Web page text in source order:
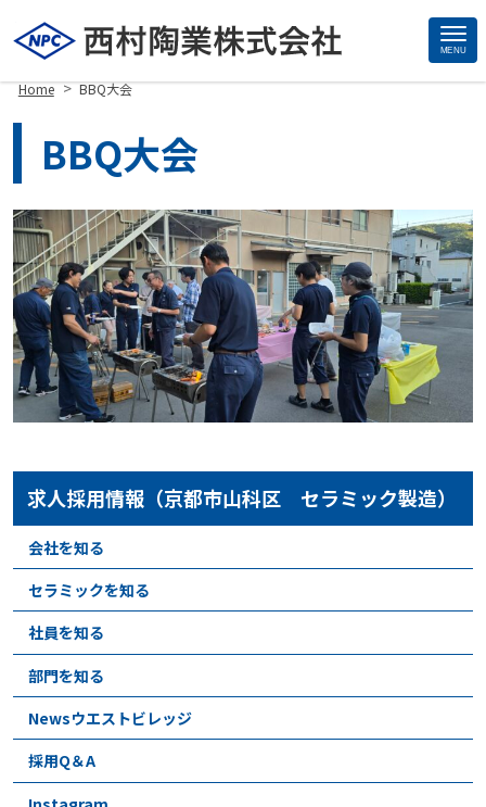
MENU
Home > BBQ大会
BBQ大会
求人採用情報（京都市山科区 セラミック製造）
会社を知る
セラミックを知る
社員を知る
部門を知る
Newsウエストビレッジ
採用Q＆A
Site
Footer